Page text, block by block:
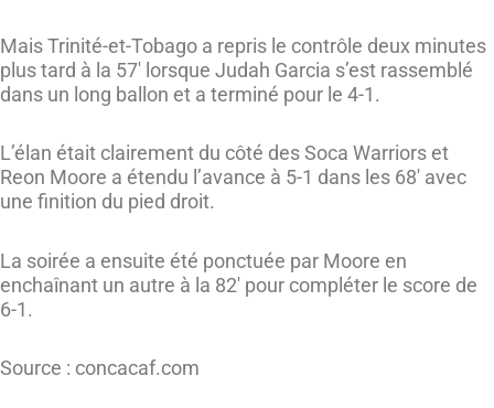
Mais Trinité-et-Tobago a repris le contrôle deux minutes
plus tard à la 57′ lorsque Judah Garcia s’est rassemblé
dans un long ballon et a terminé pour le 4-1.
L’élan était clairement du côté des Soca Warriors et
Reon Moore a étendu l’avance à 5-1 dans les 68′ avec
une finition du pied droit.
La soirée a ensuite été ponctuée par Moore en
enchaînant un autre à la 82′ pour compléter le score de
6-1.
Source : concacaf.com